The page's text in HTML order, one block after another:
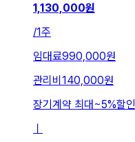
1,130,000원
/1주
임대료990,000원
관리비 140,000원
장기계약 최대~5%할인
ㅣ